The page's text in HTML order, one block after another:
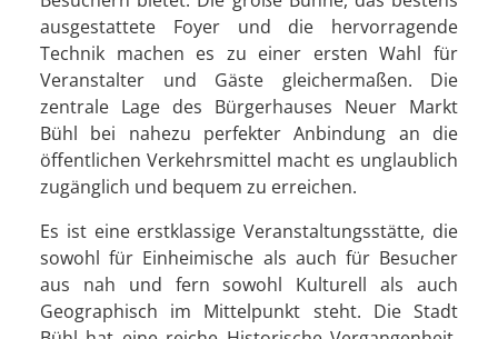
ausgestattete Foyer und die hervorragende
Technik machen es zu einer ersten Wahl für
Veranstalter und Gäste gleichermaßen. Die
zentrale Lage des Bürgerhauses Neuer Markt
Bühl bei nahezu perfekter Anbindung an die
öffentlichen Verkehrsmittel macht es unglaublich
zugänglich und bequem zu erreichen.
Es ist eine erstklassige Veranstaltungsstätte, die
sowohl für Einheimische als auch für Besucher
aus nah und fern sowohl Kulturell als auch
Geographisch im Mittelpunkt steht. Die Stadt